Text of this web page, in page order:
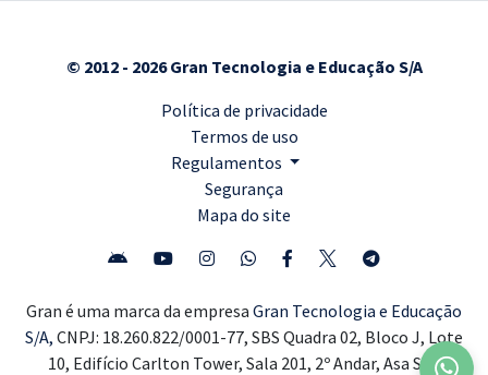
© 2012 - 2026 Gran Tecnologia e Educação S/A
Política de privacidade
Termos de uso
Regulamentos
Segurança
Mapa do site
Gran é uma marca da empresa Gran Tecnologia e Educação
S/A, CNPJ: 18.260.822/0001-77, SBS Quadra 02, Bloco J, Lote
10, Edifício Carlton Tower, Sala 201, 2º Andar, Asa Sul,